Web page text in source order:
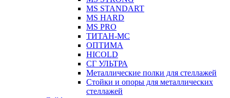
MS STANDART
MS HARD
MS PRO
ТИТАН-МС
ОПТИМА
HICOLD
СГ УЛЬТРА
Металлические полки для стеллажей
Стойки и опоры для металлических
стеллажей